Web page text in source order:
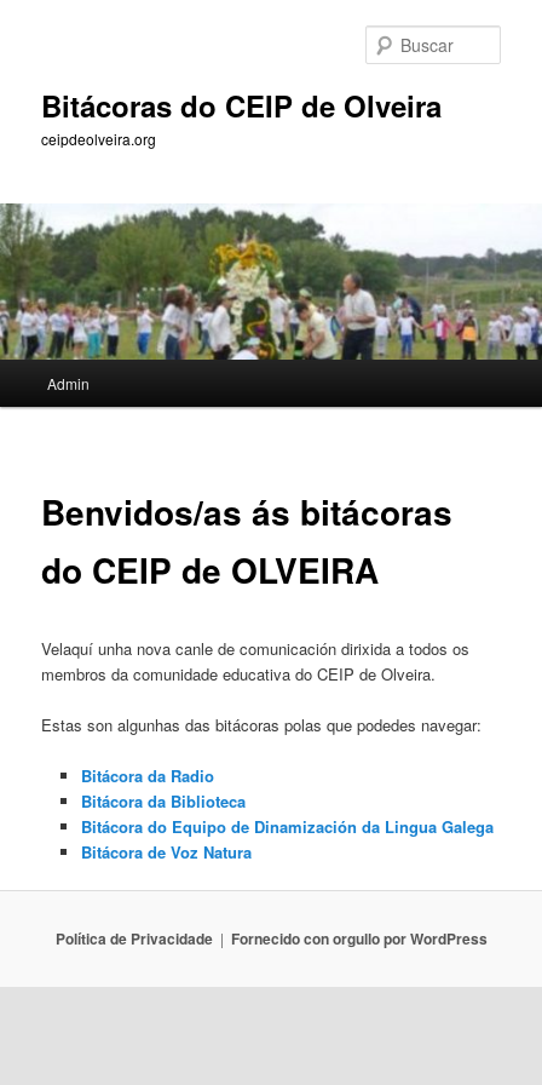
Bitácoras do CEIP de Olveira
ceipdeolveira.org
principal
Admin
Benvidos/as ás bitácoras
do CEIP de OLVEIRA
Velaquí unha nova canle de comunicación dirixida a todos os
membros da comunidade educativa do CEIP de Olveira.
Estas son algunhas das bitácoras polas que podedes navegar:
Bitácora da Radio
Bitácora da Biblioteca
Bitácora do Equipo de Dinamización da Lingua Galega
Bitácora de Voz Natura
Política de Privacidade Fornecido con orgullo por WordPress